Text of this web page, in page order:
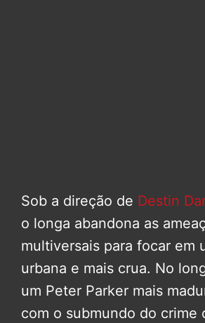
Sob a direção de Destin
o longa abandona as
multiversais para focar em
urbana e mais crua. No
um Peter Parker mais
com o submundo do crime